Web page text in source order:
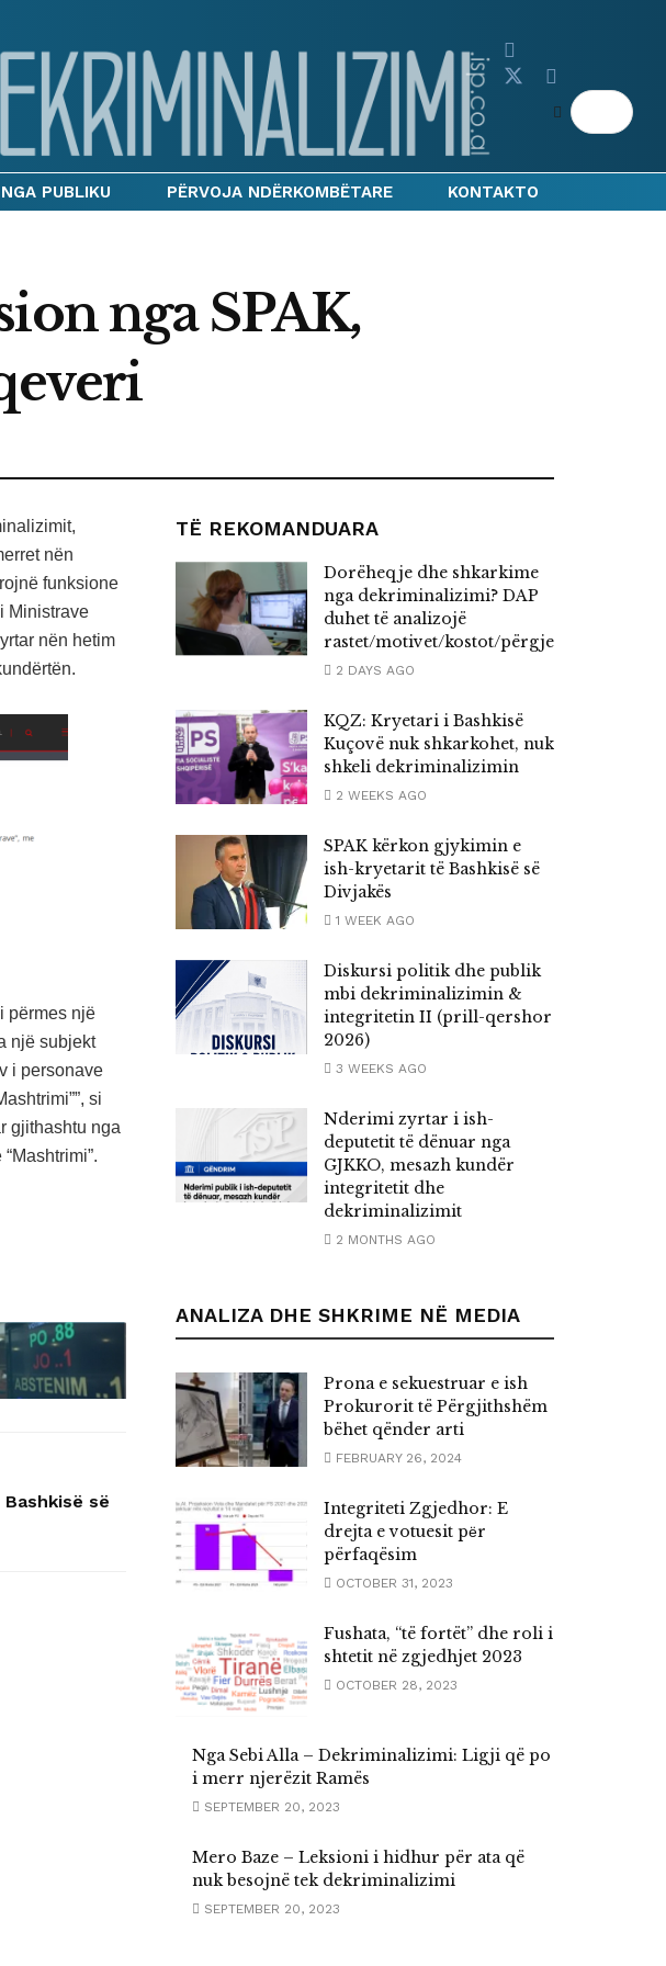
PUBLIKU PËRVOJA NDËRKOMBËTARE KONTAKTO
nga SPAK,
nën
funksione
Ministrave
nën hetim
përmes një
një subjekt
i personave
si
gjithashtu nga
së
TË REKOMANDUARA
Dorëheqje dhe shkarkime
nga dekriminalizimi? DAP
duhet të analizojë
rastet/motivet/kostot/përgjegjësitë
2 DAYS AGO
KQZ: Kryetari i Bashkisë
Kuçovë nuk shkarkohet, nuk
shkeli dekriminalizimin
2 WEEKS AGO
SPAK kërkon gjykimin e
ish-kryetarit të Bashkisë së
Divjakës
1 WEEK AGO
Diskursi politik dhe publik
mbi dekriminalizimin &
integritetin II (prill-qershor
2026)
3 WEEKS AGO
Nderimi zyrtar i ish-
deputetit të dënuar nga
GJKKO, mesazh kundër
integritetit dhe
dekriminalizimit
2 MONTHS AGO
ANALIZA DHE SHKRIME NË MEDIA
Prona e sekuestruar e ish
Prokurorit të Përgjithshëm
bëhet qënder arti
FEBRUARY 26, 2024
Integriteti Zgjedhor: E
drejta e votuesit pёr
përfaqësim
OCTOBER 31, 2023
Fushata, “të fortët” dhe roli i
shtetit në zgjedhjet 2023
OCTOBER 28, 2023
Nga Sebi Alla – Dekriminalizimi: Ligji që po
i merr njerëzit Ramës
SEPTEMBER 20, 2023
Mero Baze – Leksioni i hidhur për ata që
nuk besojnë tek dekriminalizimi
SEPTEMBER 20, 2023